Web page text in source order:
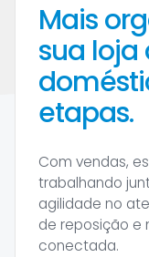
Mais
sua loja
etapas.
Com vendas,
trabalhando
agilidade no
de reposição
conectada.